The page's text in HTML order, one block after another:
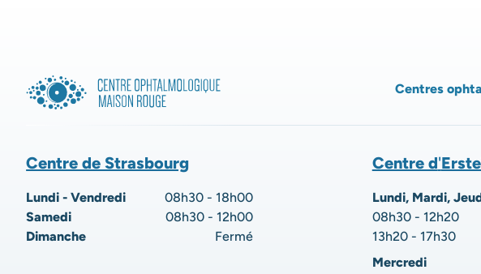
Centres
Centre de Strasbourg
Lundi - Vendredi
08h30 - 18h00
Samedi
08h30 - 12h00
Dimanche
Fermé
Centre d'
Lundi, Mardi,
08h30 - 12h20
13h20 - 17h30
Mercredi